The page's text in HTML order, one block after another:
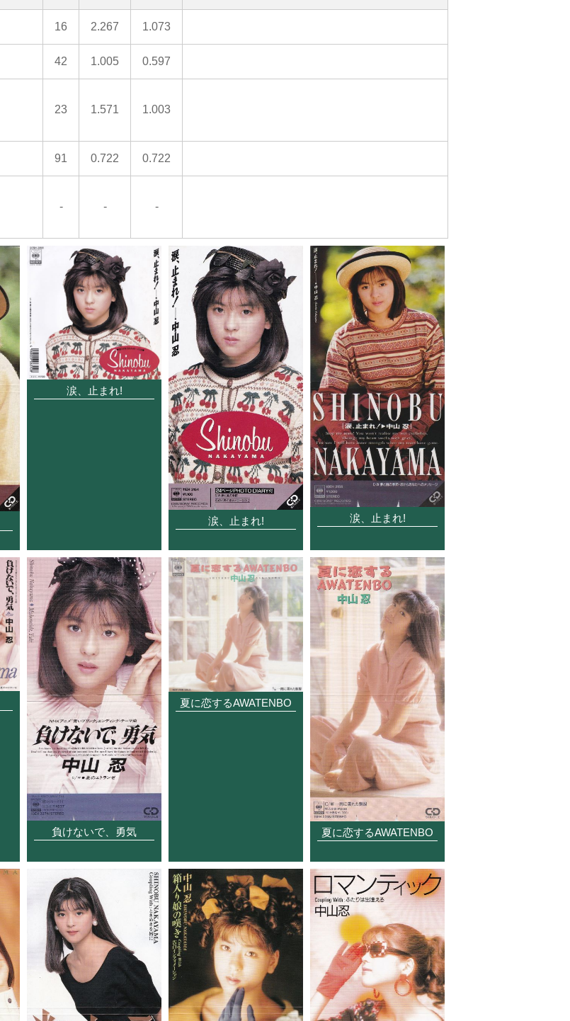
16 2.267 1.073
42 1.005 0.597
23 1.571 1.003
91 0.722 0.722
- - -
涙、止まれ!
涙、止まれ! 涙、止まれ!
負けないで、勇気
夏に恋するAWATENBO
夏に恋するAWATENBO